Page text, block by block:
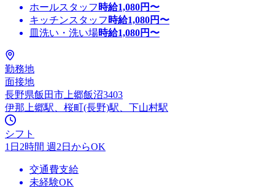
ホールスタッフ 時給1,080円〜
キッチンスタッフ 時給1,080円〜
皿洗い・洗い場時給1,080円〜
勤務地
面接地
長野県飯田市上郷飯沼3403
伊那上郷駅、桜町(長野)駅、下山村駅
シフト
1日2時間 週2日からOK
交通費支給
未経験OK